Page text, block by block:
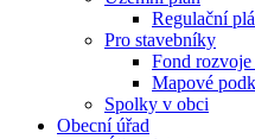
Regulační
Pro stavebníky
Fond
Mapové
Spolky v obci
Obecní úřad